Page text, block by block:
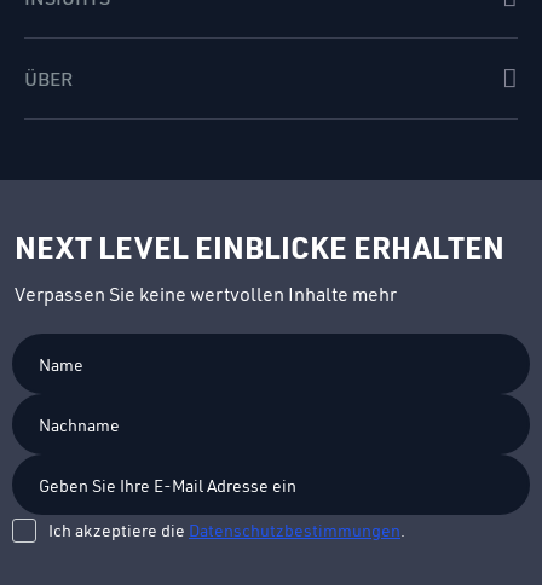
ÜBER
NEXT LEVEL EINBLICKE ERHALTEN
Verpassen Sie keine wertvollen Inhalte mehr
Ich akzeptiere die Datenschutzbestimmungen